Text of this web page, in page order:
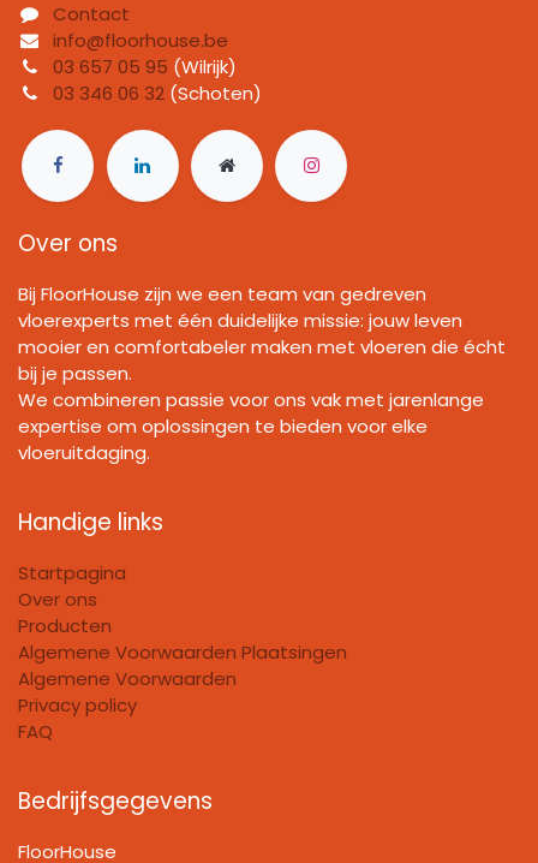
Contact
info@floorhouse.be
03 657 05 95 (Wilrijk)
03 346 06 32 (Schoten)
Over ons
Bij FloorHouse zijn we een team van gedreven
vloerexperts met één duidelijke missie: jouw leven
mooier en comfortabeler maken met vloeren die écht
bij je passen.
We combineren passie voor ons vak met jarenlange
expertise om oplossingen te bieden voor elke
vloeruitdaging.
Handige links
Startpagina
Over ons
Producten
Algemene Voorwaarden Plaatsingen
Algemene Voorwaarden
Privacy policy
FAQ
Bedrijfsgegevens
FloorHouse